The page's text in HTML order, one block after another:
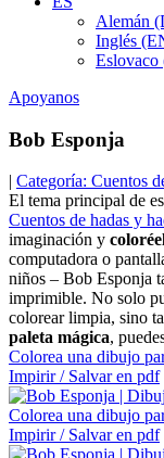
Alemán
Inglés
Eslovaco
Apoyanos
Bob Esponja
| Categoría: Cuentos
El tema principal de
Cuentos de hadas y
imaginación y
computadora o
niños – Bob Esponja
imprimible. No solo
colorear limpia, sino
paleta mágica,
Colorea una dibujo
Impirir / Salvar en pdf
Colorea una dibujo
Impirir / Salvar en pdf